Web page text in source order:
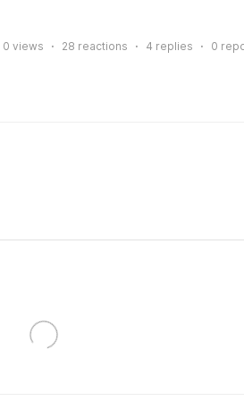
0 views 28 reactions 4 replies 0